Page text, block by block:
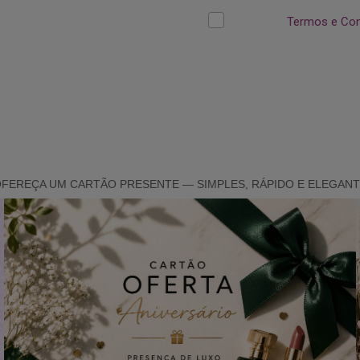
UM CARTÃO PRESENTE — SIMPLES, RÁPIDO E